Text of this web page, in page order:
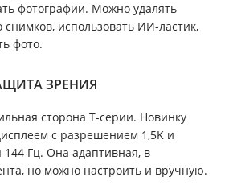
фотографии. Можно удалять
использовать ИИ-ластик,
фото.
ЗРЕНИЯ
сторона T-cерии. Новинку
с разрешением 1,5K и
144 Гц. Она адаптивная, в
но можно настроить и вручную.